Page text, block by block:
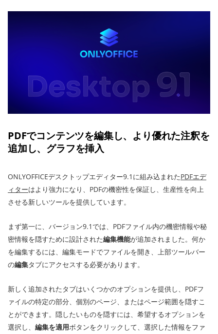
PDFでコンテンツを編集し、より優れた注釈を
追加し、グラフを挿入
ONLYOFFICEデスクトップエディター9.1に組み込まれたPDFエデ
ィターはより強力になり、PDFの機密性を保証し、生産性を向上
させる新しいツールを提供しています。
まず第一に、バージョン9.1では、PDFファイル内の機密情報や秘
密情報を隠すために設計された編集機能が追加されました。何か
を編集するには、編集モードでファイルを開き、上部ツールバー
の編集タブにアクセスする必要があります。
新しく追加されたタブはいくつかのオプションを提供し、PDFフ
ァイルの特定の部分、個別のページ、またはページ範囲を隠すこ
とができます。隠したいものを隠すには、希望するオプションを
選択し、 編集を適用ボタンをクリックして、選択した情報をファ